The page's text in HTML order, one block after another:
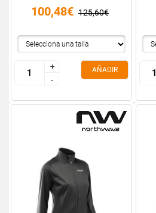
100,48€ 125,60€
+
-
+
-
AÑADIR